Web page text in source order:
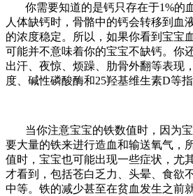
你需要知道的是钙只存在于1%的
人体缺钙时，骨骼中的钙会转移到血
的浓度稳定。所以，如果你看到宝宝
可能并不意味着你的宝宝不缺钙。你
出汗、夜惊、烦躁、肋骨外翻等表现
度、碱性磷酸酶和25羟基维生素D等
当你注意宝宝的铁数值时，因为宝
要大量的铁来进行造血和输送氧气，
值时，宝宝也可能出现一些症状，尤
才看到，包括苍白乏力、头晕、食欲
中等。铁的减少甚至在贫血发生之前